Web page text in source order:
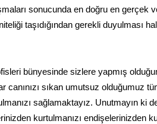
sonucunda en doğru en
taşıdığından gerekli duyulması
bünyesinde sizlere yapmış
canınızı sıkan umutsuz
sağlamaktayız. Unutmayın ki
kurtulmanızı endişelerinizden